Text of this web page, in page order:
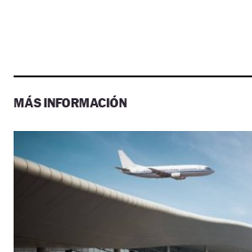
MÁS INFORMACIÓN